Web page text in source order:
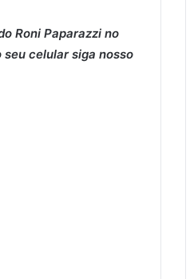
Roni Paparazzi no
celular siga nosso